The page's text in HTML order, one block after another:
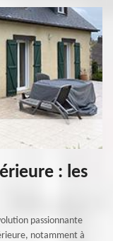
: les
passionnante
notamment à